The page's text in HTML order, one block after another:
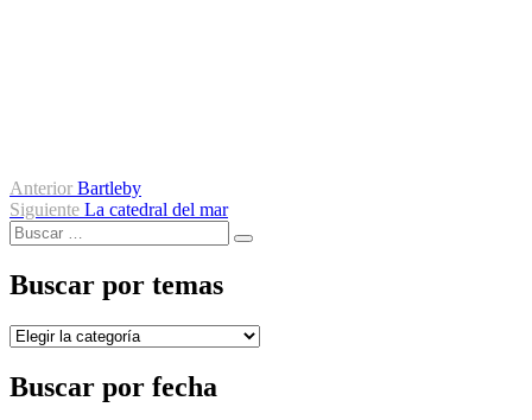
Navegación
de
entradas
Anterior Entrada
anterior:
Bartleby
Siguiente Entrada
La catedral del mar
Buscar
por:
Buscar
Buscar por temas
Buscar
temas
Buscar por fecha